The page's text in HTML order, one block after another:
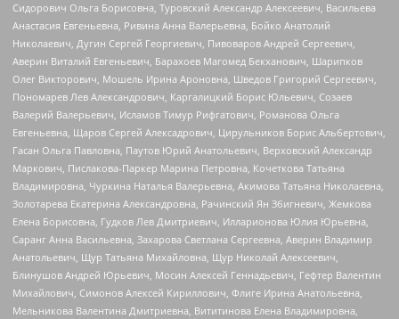
Сидорович Ольга Борисовна, Туровский Александр Алексеевич, Васильева
Анастасия Евгеньевна, Ривина Анна Валерьевна, Бойко Анатолий
Николаевич, Дугин Сергей Георгиевич, Пивоваров Андрей Сергеевич,
Аверин Виталий Евгеньевич, Барахоев Магомед Бекханович, Шарипков
Олег Викторович, Мошель Ирина Ароновна, Шведов Григорий Сергеевич,
Пономарев Лев Александрович, Каргалицкий Борис Юльевич, Созаев
Валерий Валерьевич, Исламов Тимур Рифгатович, Романова Ольга
Евгеньевна, Щаров Сергей Алексадрович, Цирульников Борис Альбертович,
Гасан Ольга Павловна, Паутов Юрий Анатольевич, Верховский Александр
Маркович, Пислакова-Паркер Марина Петровна, Кочеткова Татьяна
Владимировна, Чуркина Наталья Валерьевна, Акимова Татьяна Николаевна,
Золотарева Екатерина Александровна, Рачинский Ян Збигневич, Жемкова
Елена Борисовна, Гудков Лев Дмитриевич, Илларионова Юлия Юрьевна,
Саранг Анна Васильевна, Захарова Светлана Сергеевна, Аверин Владимир
Анатольевич, Щур Татьяна Михайловна, Щур Николай Алексеевич,
Блинушов Андрей Юрьевич, Мосин Алексей Геннадьевич, Гефтер Валентин
Михайлович, Симонов Алексей Кириллович, Флиге Ирина Анатольевна,
Мельникова Валентина Дмитриевна, Вититинова Елена Владимировна,